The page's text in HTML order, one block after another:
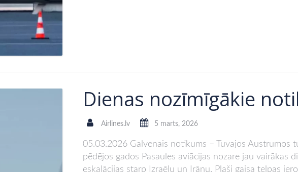
Dienas nozīmīgākie
Airlines.lv 5 marts, 2026
05.03.2026 Galvenais notikums – Tuvajos Austrumos
pēdējos gados Pasaules aviācijas nozare jau vairākas
eskalācijas starp Izraēlu un Irānu. Plaši gaisa telpas